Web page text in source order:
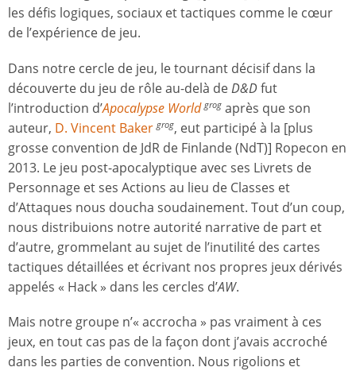
les défis logiques, sociaux et tactiques comme le cœur
de l’expérience de jeu.
Dans notre cercle de jeu, le tournant décisif dans la
découverte du jeu de rôle au-delà deD&Dfut
l’introduction d’Apocalypse World grog après que son
auteur, D. Vincent Baker grog, eut participé à la [plus
grosse convention de JdR de Finlande (NdT)] Ropecon en
2013. Le jeu post-apocalyptique avec ses Livrets de
Personnage et ses Actions au lieu de Classes et
d’Attaques nous doucha soudainement. Tout d’un coup,
nous distribuions notre autorité narrative de part et
d’autre, grommelant au sujet de l’inutilité des cartes
tactiques détaillées et écrivant nos propres jeux dérivés
appelés « Hack » dans les cercles d’AW.
Mais notre groupe n’« accrocha » pas vraiment à ces
jeux, en tout cas pas de la façon dont j’avais accroché
dans les parties de convention. Nous rigolions et